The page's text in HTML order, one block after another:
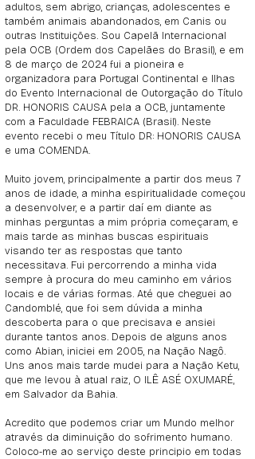
adultos, sem abrigo, crianças, adolescentes e
também animais abandonados, em Canis ou
outras Instituições. Sou Capelã Internacional
pela OCB (Ordem dos Capelães do Brasil), e em
8 de março de 2024 fui a pioneira e
organizadora para Portugal Continental e Ilhas
do Evento Internacional de Outorgação do Título
DR. HONORIS CAUSA pela a OCB, juntamente
com a Faculdade FEBRAICA (Brasil). Neste
evento recebi o meu Título DR: HONORIS CAUSA
e uma COMENDA.
Muito jovem, principalmente a partir dos meus 7
anos de idade, a minha espiritualidade começou
a desenvolver, e a partir daí em diante as
minhas perguntas a mim própria começaram, e
mais tarde as minhas buscas espirituais
visando ter as respostas que tanto
necessitava. Fui percorrendo a minha vida
sempre à procura do meu caminho em vários
locais e de várias formas. Até que cheguei ao
Candomblé, que foi sem dúvida a minha
descoberta para o que precisava e ansiei
durante tantos anos. Depois de alguns anos
como Abian, iniciei em 2005, na Nação Nagô.
Uns anos mais tarde mudei para a Nação Ketu,
que me levou à atual raiz, O ILÊ ASÉ OXUMARÉ,
em Salvador da Bahia.
Acredito que podemos criar um Mundo melhor
através da diminuição do sofrimento humano.
Coloco-me ao serviço deste principio em todas